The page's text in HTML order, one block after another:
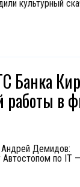
культурный
Банка
работы в
Демидов:
по IT